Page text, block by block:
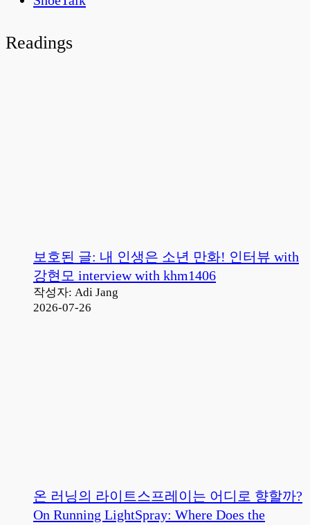
Readings
보호된 글: 내 인생은 소년 만화! 인터뷰 with
강현모 interview with khm1406
작성자: Adi Jang
2026-07-26
온 러닝의 라이트스프레이는 어디로 향할까?
On Running LightSpray: Where Does the